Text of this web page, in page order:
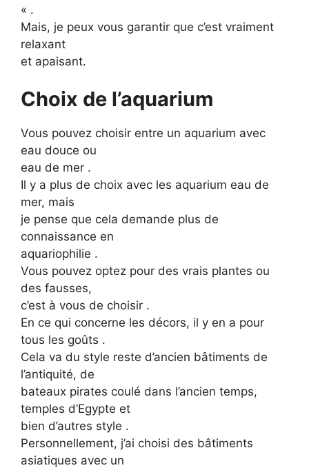
« .
Mais, je peux vous garantir que c’est vraiment
relaxant
et apaisant.
Choix de l’aquarium
Vous pouvez choisir entre un aquarium avec
eau douce ou
eau de mer .
Il y a plus de choix avec les aquarium eau de
mer, mais
je pense que cela demande plus de
connaissance en
aquariophilie .
Vous pouvez optez pour des vrais plantes ou
des fausses,
c’est à vous de choisir .
En ce qui concerne les décors, il y en a pour
tous les goûts .
Cela va du style reste d’ancien bâtiments de
l’antiquité, de
bateaux pirates coulé dans l’ancien temps,
temples d’Egypte et
bien d’autres style .
Personnellement, j’ai choisi des bâtiments
asiatiques avec un